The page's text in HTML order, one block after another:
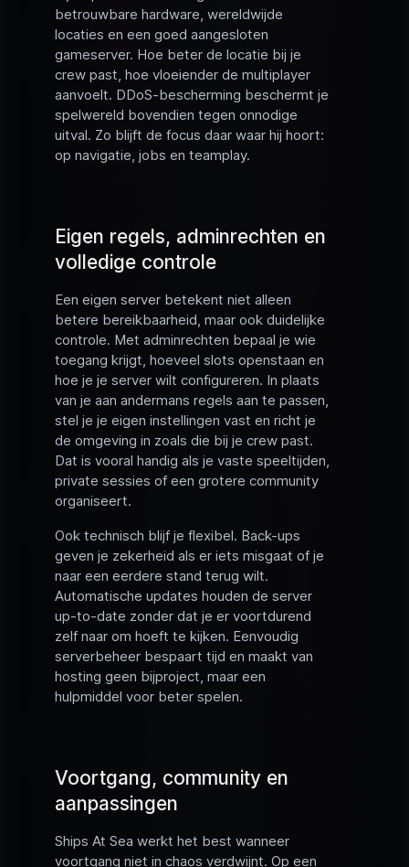
betrouwbare hardware, wereldwijde
locaties en een goed aangesloten
gameserver. Hoe beter de locatie bij je
crew past, hoe vloeiender de multiplayer
aanvoelt. DDoS-bescherming beschermt je
spelwereld bovendien tegen onnodige
uitval. Zo blijft de focus daar waar hij hoort:
op navigatie, jobs en teamplay.
Eigen regels, adminrechten en
volledige controle
Een eigen server betekent niet alleen
betere bereikbaarheid, maar ook duidelijke
controle. Met adminrechten bepaal je wie
toegang krijgt, hoeveel slots openstaan en
hoe je je server wilt configureren. In plaats
van je aan andermans regels aan te passen,
stel je je eigen instellingen vast en richt je
de omgeving in zoals die bij je crew past.
Dat is vooral handig als je vaste speeltijden,
private sessies of een grotere community
organiseert.
Ook technisch blijf je flexibel. Back-ups
geven je zekerheid als er iets misgaat of je
naar een eerdere stand terug wilt.
Automatische updates houden de server
up-to-date zonder dat je er voortdurend
zelf naar om hoeft te kijken. Eenvoudig
serverbeheer bespaart tijd en maakt van
hosting geen bijproject, maar een
hulpmiddel voor beter spelen.
Voortgang, community en
aanpassingen
Ships At Sea werkt het best wanneer
voortgang niet in chaos verdwijnt. Op een